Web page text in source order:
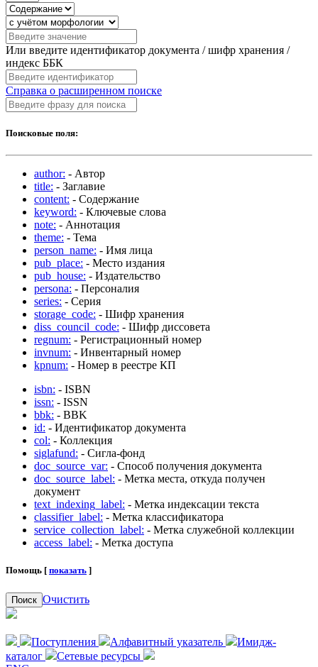
Или введите идентификатор документа / шифр хранения /
индекс ББК
Справка о расширенном поиске
Поисковые поля:
author: - Автор
title: - Заглавие
content: - Содержание
keyword: - Ключевые слова
note: - Аннотация
theme: - Тема
person_name: - Имя лица
pub_place: - Место издания
pub_house: - Издательство
persona: - Персоналия
series: - Серия
storage_code: - Шифр хранения
diss_council_code: - Шифр диссовета
regnum: - Регистрационный номер
invnum: - Инвентарный номер
kpnum: - Номер в реестре КП
isbn: - ISBN
issn: - ISSN
bbk: - BBK
id: - Идентификатор документа
col: - Коллекция
siglafund: - Сигла-фонд
doc_source_var: - Способ получения документа
doc_source_label: - Метка места, откуда получен
документ
text_indexing_label: - Метка индексации текста
classifier_label: - Метка классификатора
service_collection_label: - Метка служебной коллекции
access_label: - Метка доступа
Помощь [ показать ]
Поиск Очистить
Поступления Алфавитный указатель
Имидж-
каталог
Сетевые ресурсы